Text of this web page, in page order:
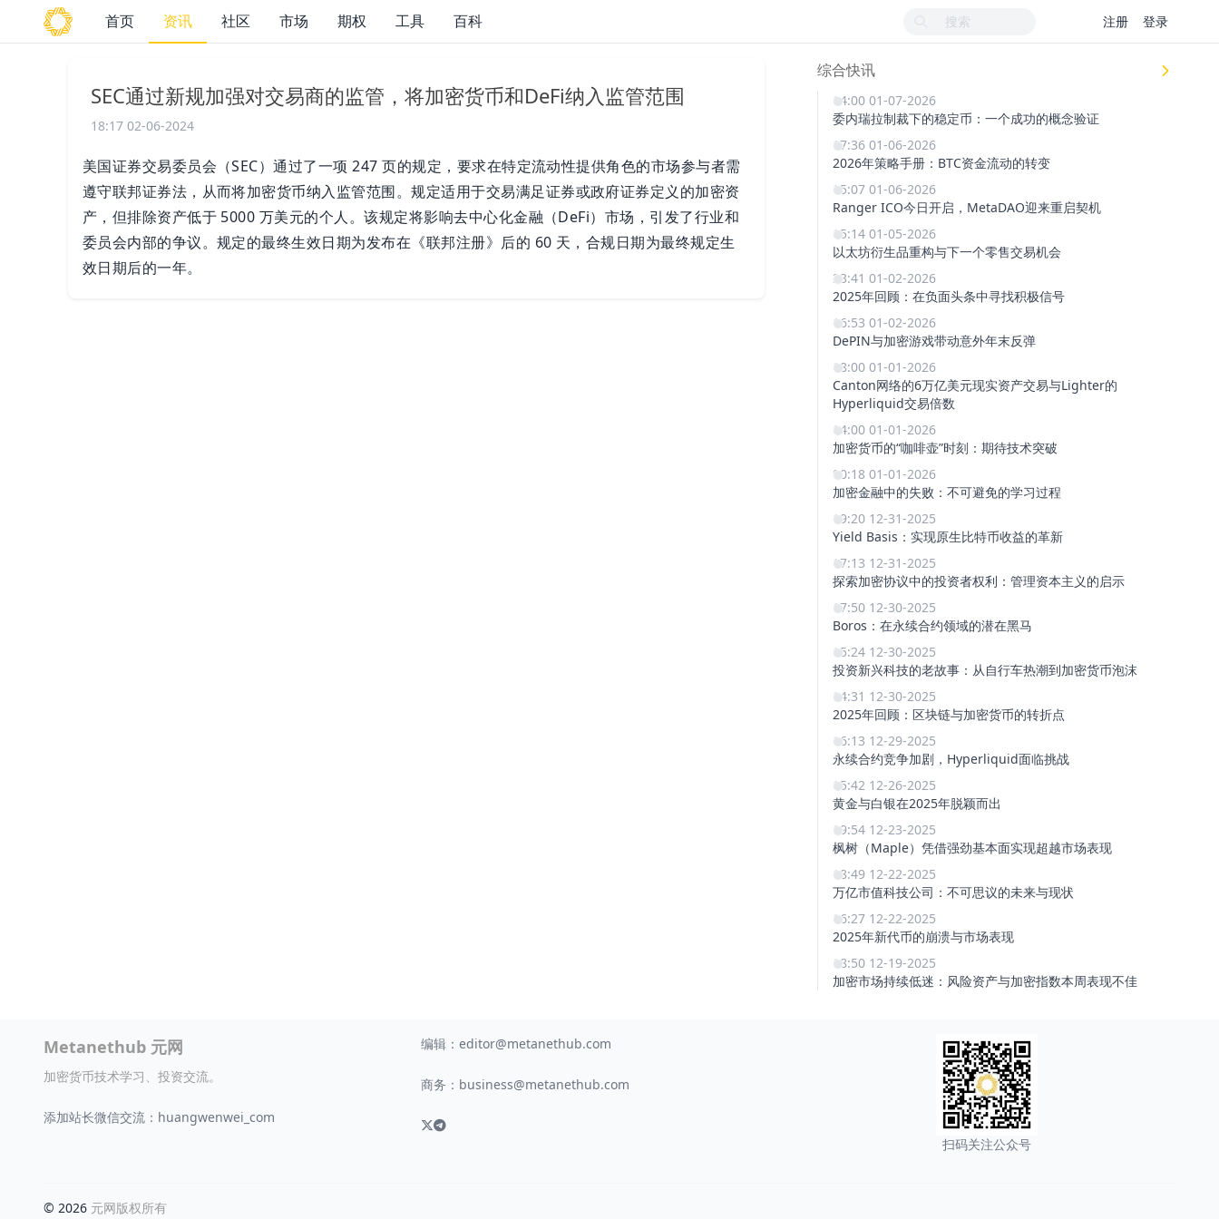
首页 资讯 社区 市场 期权 工具 百科 注册 登录
SEC通过新规加强对交易商的监管，将加密货币和DeFi纳入监管范围
18:17 02-06-2024
美国证券交易委员会（SEC）通过了一项 247 页的规定，要求在特定流动性提供角色的市场参与者需
遵守联邦证券法，从而将加密货币纳入监管范围。规定适用于交易满足证券或政府证券定义的加密资
产，但排除资产低于 5000 万美元的个人。该规定将影响去中心化金融（DeFi）市场，引发了行业和
委员会内部的争议。规定的最终生效日期为发布在《联邦注册》后的 60 天，合规日期为最终规定生
效日期后的一年。
综合快讯
14:00 01-07-2026
委内瑞拉制裁下的稳定币：一个成功的概念验证
17:36 01-06-2026
2026年策略手册：BTC资金流动的转变
15:07 01-06-2026
Ranger ICO今日开启，MetaDAO迎来重启契机
15:14 01-05-2026
以太坊衍生品重构与下一个零售交易机会
23:41 01-02-2026
2025年回顾：在负面头条中寻找积极信号
16:53 01-02-2026
DePIN与加密游戏带动意外年末反弹
18:00 01-01-2026
Canton网络的6万亿美元现实资产交易与Lighter的
Hyperliquid交易倍数
14:00 01-01-2026
加密货币的“咖啡壶”时刻：期待技术突破
00:18 01-01-2026
加密金融中的失败：不可避免的学习过程
19:20 12-31-2025
Yield Basis：实现原生比特币收益的革新
17:13 12-31-2025
探索加密协议中的投资者权利：管理资本主义的启示
17:50 12-30-2025
Boros：在永续合约领域的潜在黑马
15:24 12-30-2025
投资新兴科技的老故事：从自行车热潮到加密货币泡沫
14:31 12-30-2025
2025年回顾：区块链与加密货币的转折点
16:13 12-29-2025
永续合约竞争加剧，Hyperliquid面临挑战
15:42 12-26-2025
黄金与白银在2025年脱颖而出
19:54 12-23-2025
枫树（Maple）凭借强劲基本面实现超越市场表现
18:49 12-22-2025
万亿市值科技公司：不可思议的未来与现状
16:27 12-22-2025
2025年新代币的崩溃与市场表现
18:50 12-19-2025
加密市场持续低迷：风险资产与加密指数本周表现不佳
Metanethub 元网
加密货币技术学习、投资交流。
添加站长微信交流：huangwenwei_com
编辑： editor@metanethub.com
商务： business@metanethub.com
扫码关注公众号
© 2026 元网版权所有